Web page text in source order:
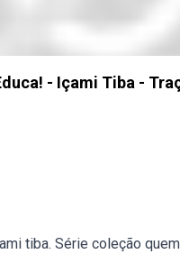
- Içami Tiba -
tiba. Série coleção